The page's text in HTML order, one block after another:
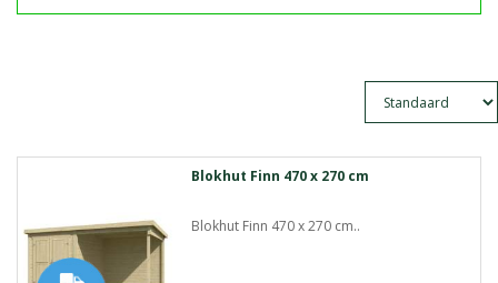
Blokhut Finn 470 x 270 cm
Blokhut Finn 470 x 270 cm..